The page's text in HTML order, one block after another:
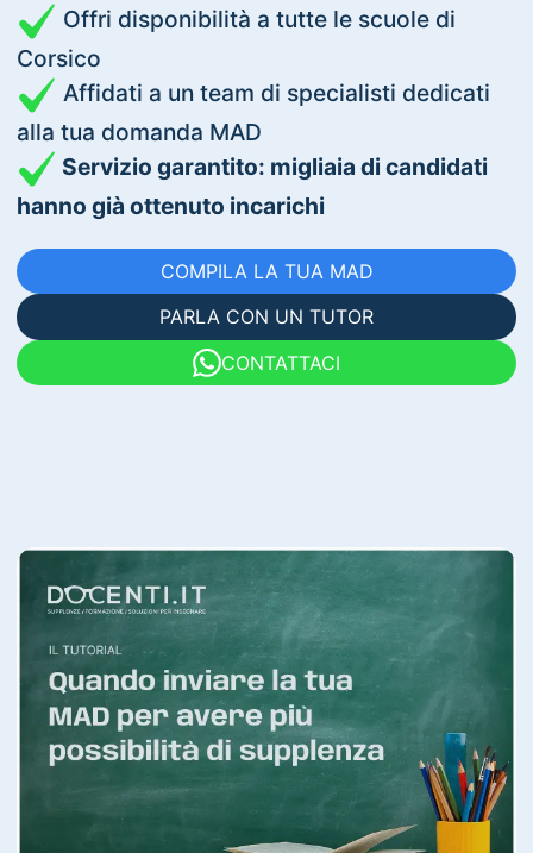
Offri disponibilità a tutte le scuole di
Corsico
Affidati a un team di specialisti dedicati
alla tua domanda MAD
Servizio garantito: migliaia di candidati
hanno già ottenuto incarichi
COMPILA LA TUA MAD
PARLA CON UN TUTOR
CONTATTACI